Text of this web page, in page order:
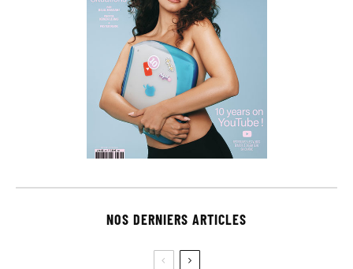
NOS DERNIERS ARTICLES